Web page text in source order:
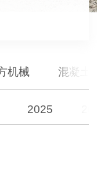
机械 混凝土
2025